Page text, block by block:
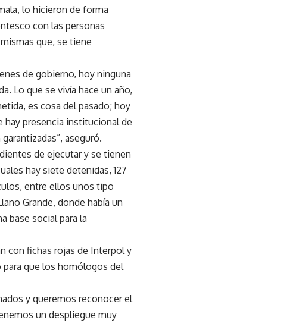
lo hicieron de forma
con las personas
que, se tiene
de gobierno, hoy ninguna
Lo que se vivía hace un año,
es cosa del pasado; hoy
hay presencia institucional de
aseguró.
de ejecutar y se tienen
hay siete detenidas, 127
entre ellos unos tipo
Grande, donde había un
base social para la
con fichas rojas de Interpol y
que los homólogos del
y queremos reconocer el
un despliegue muy